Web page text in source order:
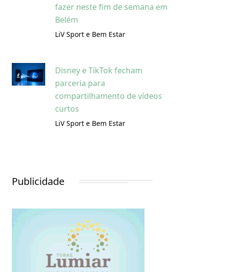
fazer neste fim de semana em
Belém
LiV Sport e Bem Estar
Disney e TikTok fecham
parceria para
compartilhamento de vídeos
curtos
LiV Sport e Bem Estar
Publicidade